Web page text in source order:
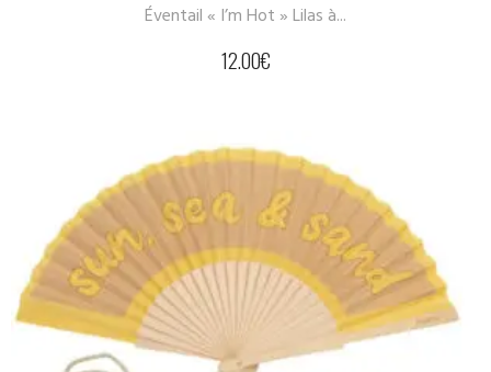
Éventail « I’m Hot » Lilas à...
12.00€